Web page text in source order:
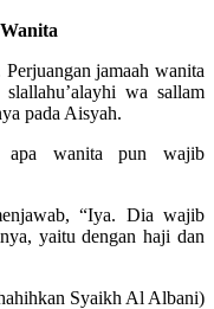
jamaah wanita
wa sallam
pada Aisyah.
apa wanita pun wajib
“Iya. Dia wajib
yaitu dengan haji dan
Syaikh Al Albani)